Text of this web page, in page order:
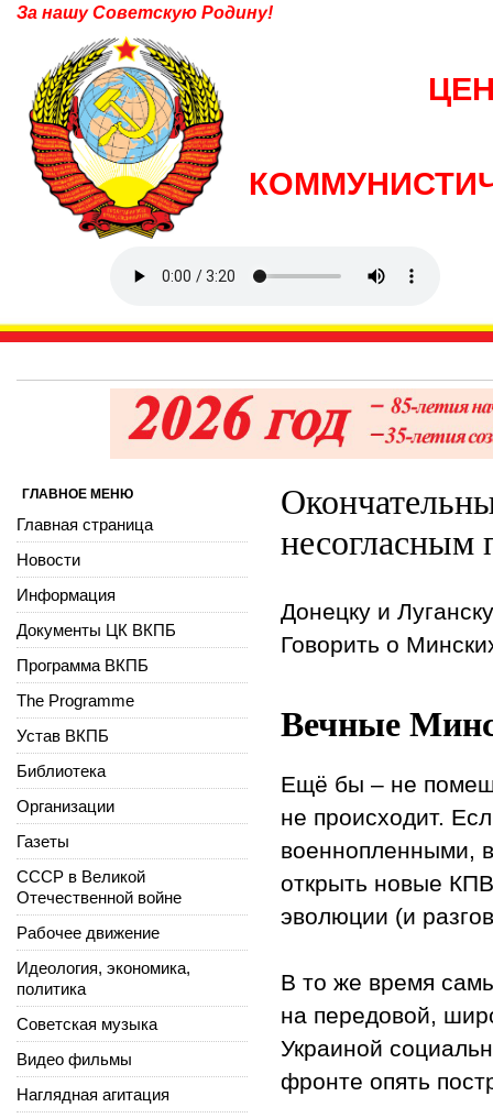
За нашу Советскую Родину!
несогласным
Донецку и
Говорить о
Вечные
Ещё бы – не
не происходит.
военнопленными,
открыть новые
эволюции (и
В то же время
на передовой,
Украиной
фронте опять
ГЛАВНОЕ МЕНЮ
Главная страница
Новости
Информация
Документы ЦК ВКПБ
Программа ВКПБ
The Programme
Устав ВКПБ
Библиотека
Организации
Газеты
СССР в Великой
Отечественной войне
Рабочее движение
Идеология, экономика,
политика
Советская музыка
Видео фильмы
Наглядная агитация